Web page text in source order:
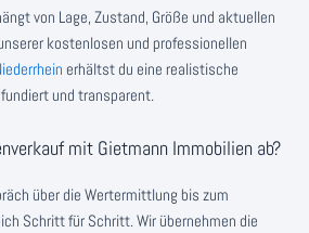
von Lage, Zustand, Größe und aktuellen
kostenlosen und professionellen
erhältst du eine realistische
und transparent.
mit Gietmann Immobilien ab?
über die Wertermittlung bis zum
Schritt für Schritt. Wir übernehmen die